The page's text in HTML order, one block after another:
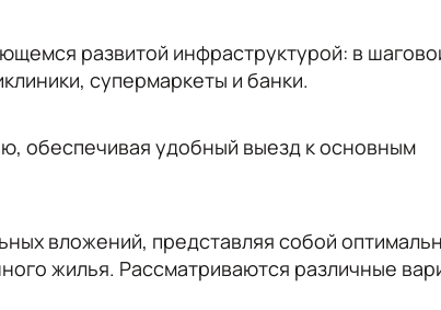
pазвитой инфраструктурой: в
супермаркеты и банки.
обеспечивая удобный выезд к основным
вложений, представляя собой
жилья. Рассматриваются различные